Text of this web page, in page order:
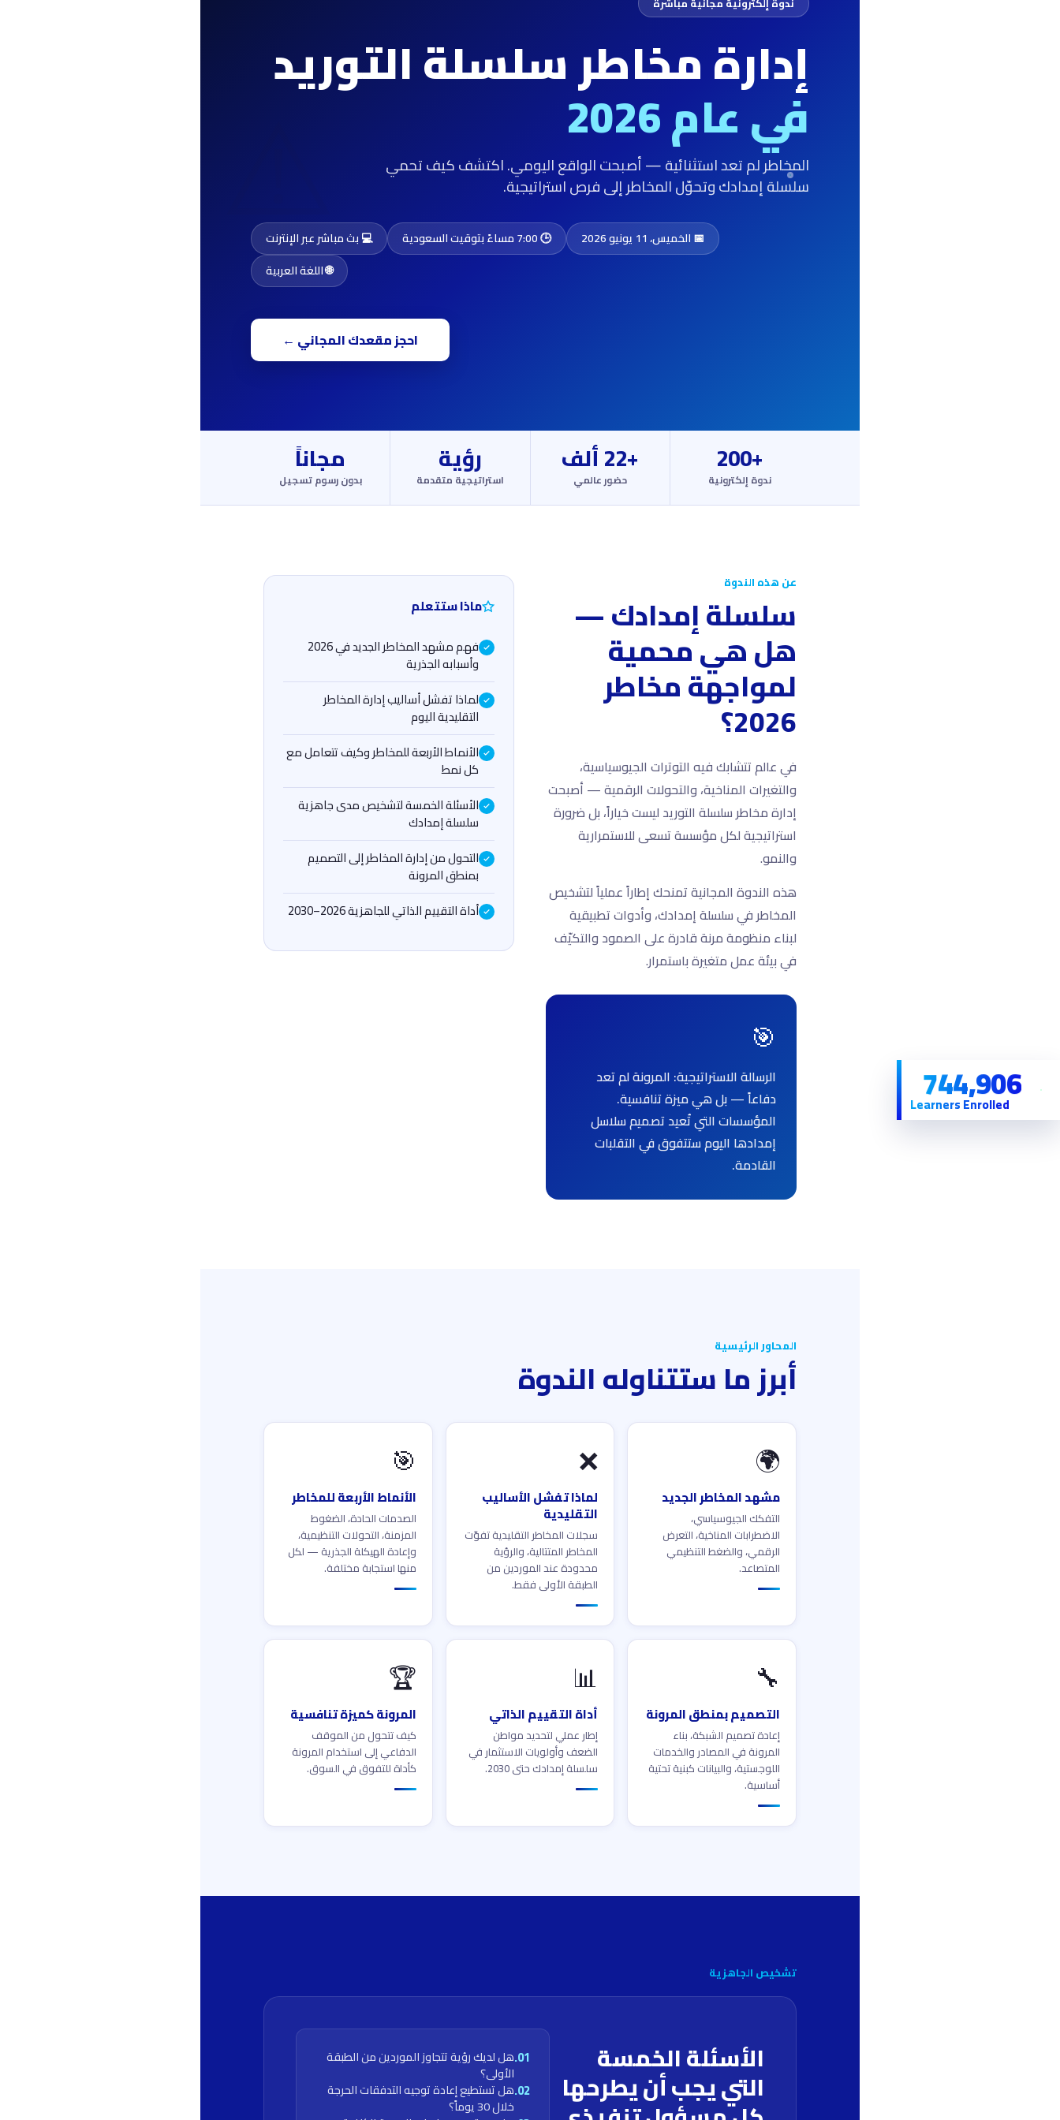
744,906
Learners Enrolled
⚠️
إدارة مخاطر سلسلة التوريد
في عام 2026
المخاطر لم تعد استثنائية — أصبحت الواقع اليومي. اكتشف كيف تحمي
سلسلة إمدادك وتحوّل المخاطر إلى فرص استراتيجية.
📅 الخميس، 11 يونيو 2026 🕒 7:00 مساءً بتوقيت السعودية
💻 بث مباشر عبر الإنترنت
🌐 اللغة العربية
احجز مقعدك المجاني ←
+200
ندوة إلكترونية
+22 ألف
حضور عالمي
رؤية
استراتيجية متقدمة
مجاناً
بدون رسوم تسجيل
عن هذه الندوة
سلسلة إمدادك —
هل هي محمية
لمواجهة مخاطر
2026؟
في عالم تتشابك فيه التوترات الجيوسياسية،
والتغيرات المناخية، والتحولات الرقمية — أصبحت
إدارة مخاطر سلسلة التوريد ليست خياراً، بل ضرورة
استراتيجية لكل مؤسسة تسعى للاستمرارية
والنمو.
هذه الندوة المجانية تمنحك إطاراً عملياً لتشخيص
المخاطر في سلسلة إمدادك، وأدوات تطبيقية
لبناء منظومة مرنة قادرة على الصمود والتكيّف
في بيئة عمل متغيرة باستمرار.
🎯
الرسالة الاستراتيجية: المرونة لم تعد
دفاعاً — بل هي ميزة تنافسية.
المؤسسات التي تُعيد تصميم سلاسل
إمدادها اليوم ستتفوق في التقلبات
القادمة.
ماذا ستتعلم
فهم مشهد المخاطر الجديد في 2026
وأسبابه الجذرية
لماذا تفشل أساليب إدارة المخاطر
التقليدية اليوم
الأنماط الأربعة للمخاطر وكيف تتعامل مع
كل نمط
الأسئلة الخمسة لتشخيص مدى جاهزية
سلسلة إمدادك
التحول من إدارة المخاطر إلى التصميم
بمنطق المرونة
أداة التقييم الذاتي للجاهزية 2026–2030
المحاور الرئيسية
أبرز ما ستتناوله الندوة
🌍
مشهد المخاطر الجديد
التفكك الجيوسياسي،
الاضطرابات المناخية، التعرض
الرقمي، والضغط التنظيمي
المتصاعد.
❌
لماذا تفشل الأساليب
التقليدية
سجلات المخاطر التقليدية تفوّت
المخاطر المتتالية، والرؤية
محدودة عند الموردين من
الطبقة الأولى فقط.
🎯
الأنماط الأربعة للمخاطر
الصدمات الحادة، الضغوط
المزمنة، التحولات التنظيمية،
وإعادة الهيكلة الجذرية — لكل
منها استجابة مختلفة.
🔧
التصميم بمنطق المرونة
إعادة تصميم الشبكة، بناء
المرونة في المصادر والخدمات
اللوجستية، والبيانات كبنية تحتية
أساسية.
📊
أداة التقييم الذاتي
إطار عملي لتحديد مواطن
الضعف وأولويات الاستثمار في
سلسلة إمدادك حتى 2030.
🏆
المرونة كميزة تنافسية
كيف تتحول من الموقف
الدفاعي إلى استخدام المرونة
كأداة للتفوق في السوق.
تشخيص الجاهزية
الأسئلة الخمسة
التي يجب أن يطرحها
01. هل لديك رؤية تتجاوز الموردين من الطبقة
الأولى؟
02. هل تستطيع إعادة توجيه التدفقات الحرجة
خلال 30 يوماً؟